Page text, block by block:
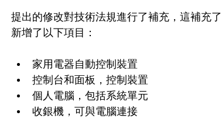
提出的修改對技術法規進行了補充，這補充
新增了以下項目：
家用電器自動控制裝置
控制台和面板，控制裝置
個人電腦，包括系統單元
收銀機，可與電腦連接